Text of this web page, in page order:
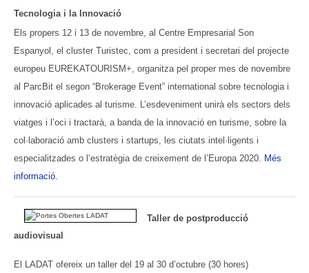
Tecnologia i la Innovació
Els propers 12 i 13 de novembre, al Centre Empresarial Son
Espanyol, el cluster Turistec, com a president i secretari del projecte
europeu EUREKATOURISM+, organitza pel proper mes de novembre
al ParcBit el segon “Brokerage Event” international sobre tecnologia i
innovació aplicades al turisme. L’esdeveniment unirà els sectors dels
viatges i l’oci i tractarà, a banda de la innovació en turisme, sobre la
col·laboració amb clusters i startups, les ciutats intel·ligents i
especialitzades o l’estratègia de creixement de l’Europa 2020. Més
informació.
Taller de postproducció
audiovisual
El LADAT ofereix un taller del 19 al 30 d’octubre (30 hores)